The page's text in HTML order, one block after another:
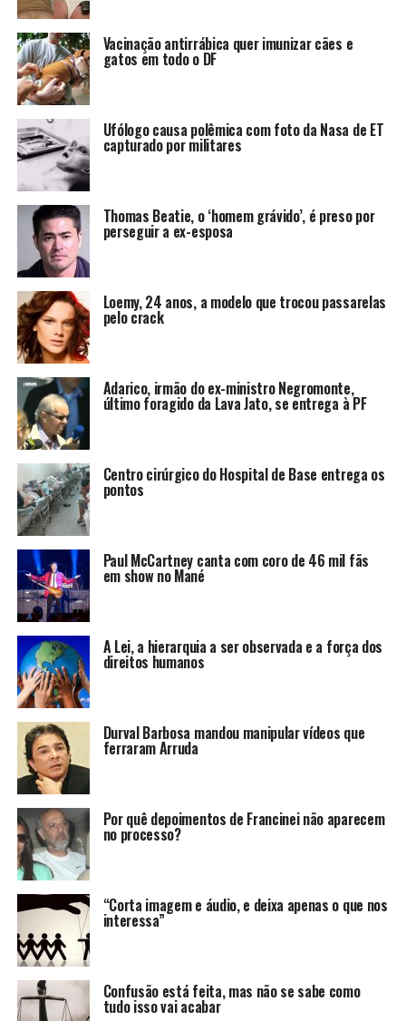
Vacinação antirrábica quer imunizar cães e
gatos em todo o DF
Ufólogo causa polêmica com foto da Nasa de ET
capturado por militares
Thomas Beatie, o ‘homem grávido’, é preso por
perseguir a ex-esposa
Loemy, 24 anos, a modelo que trocou passarelas
pelo crack
Adarico, irmão do ex-ministro Negromonte,
último foragido da Lava Jato, se entrega à PF
Centro cirúrgico do Hospital de Base entrega os
pontos
Paul McCartney canta com coro de 46 mil fãs
em show no Mané
A Lei, a hierarquia a ser observada e a força dos
direitos humanos
Durval Barbosa mandou manipular vídeos que
ferraram Arruda
Por quê depoimentos de Francinei não aparecem
no processo?
“Corta imagem e áudio, e deixa apenas o que nos
interessa”
Confusão está feita, mas não se sabe como
tudo isso vai acabar